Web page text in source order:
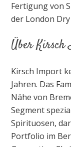
Fertigung von
der London
Über
Kirsch Import
Jahren. Das
Nähe von
Segment
Spirituosen,
Portfolio im